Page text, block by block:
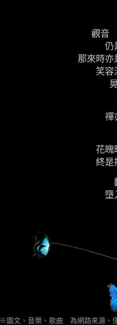
觀音
仍
那來時亦
笑容
禪
花魄
終是
墮
※圖文、音樂、歌曲 為網路來源、